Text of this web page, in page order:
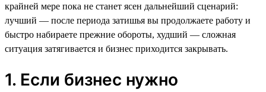
крайней мере пока не станет ясен дальнейший сценарий:
лучший — после периода затишья вы продолжаете работу и
быстро набираете прежние обороты, худший — сложная
ситуация затягивается и бизнес приходится закрывать.
1. Если бизнес нужно